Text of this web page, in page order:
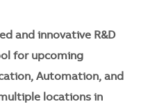
and innovative R&D
for upcoming
Automation, and
locations in